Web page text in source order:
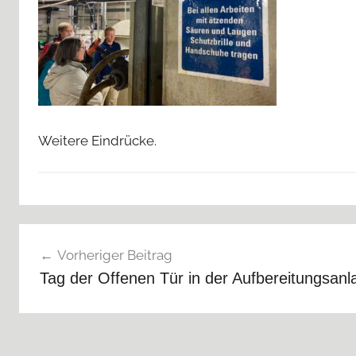
Weitere Eindrücke.
Vorheriger Beitrag
Tag der Offenen Tür in der